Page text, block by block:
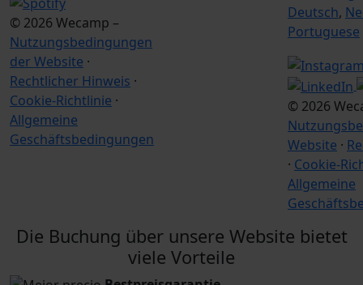
© 2026 Wecamp –
Nutzungsbedingungen
der Website ·
Rechtlicher Hinweis ·
Cookie-Richtlinie ·
Allgemeine
Geschäftsbedingungen
Deutsch,
Portuguese
© 2026
Website ·
· Cookie-
Allgemeine
Die Buchung über unsere Website bietet
viele Vorteile